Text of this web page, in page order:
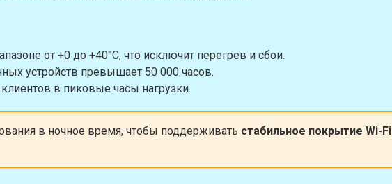
от +0 до +40°C, что исключит перегрев и сбои.
устройств превышает 50 000 часов.
в пиковые часы нагрузки.
в ночное время, чтобы поддерживать стабильное покрытие Wi-Fi